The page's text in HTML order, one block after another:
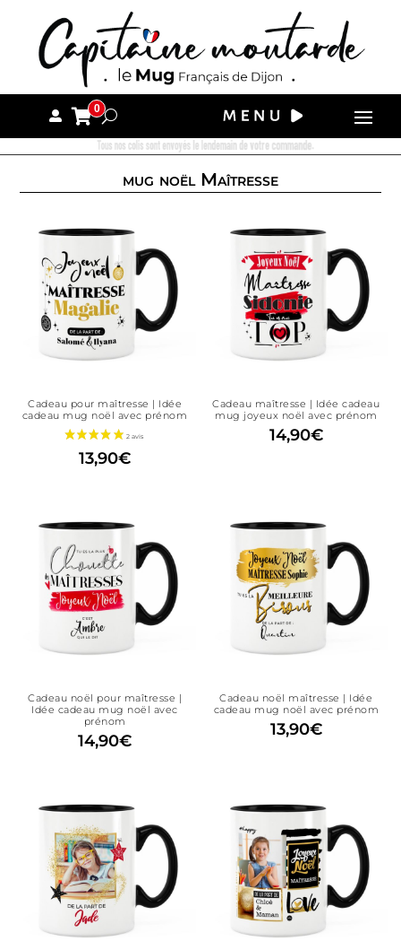
0
Tous nos colis sont envoyés le lendemain de votre commande.
mug noël Maîtresse
Cadeau pour maîtresse | Idée
cadeau mug noël avec prénom
2 avis
13,90€
Cadeau maîtresse | Idée cadeau
mug joyeux noël avec prénom
14,90€
Cadeau noël pour maîtresse |
Idée cadeau mug noël avec
prénom
14,90€
Cadeau noël maîtresse | Idée
cadeau mug noël avec prénom
13,90€